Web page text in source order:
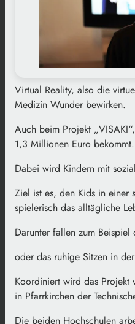
Virtual Reality, also die
Medizin Wunder bewirken.
Auch beim Projekt
1,3 Millionen Euro bekommt.
Dabei wird Kindern mit
Ziel ist es, den Kids in einer
spielerisch das alltägliche
Darunter fallen zum Beispiel
oder das ruhige Sitzen in
Koordiniert wird das Projekt
in Pfarrkirchen der
Die beiden Hochschulen